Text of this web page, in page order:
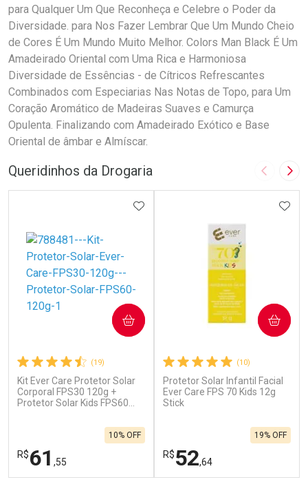
para Qualquer Um Que Reconheça e Celebre o Poder da
Diversidade. para Nos Fazer Lembrar Que Um Mundo Cheio
de Cores É Um Mundo Muito Melhor. Colors Man Black É Um
Amadeirado Oriental com Uma Rica e Harmoniosa
Diversidade de Essências - de Cítricos Refrescantes
Combinados com Especiarias Nas Notas de Topo, para Um
Coração Aromático de Madeiras Suaves e Camurça
Opulenta. Finalizando com Amadeirado Exótico e Base
Oriental de âmbar e Almíscar.
Queridinhos da Drogaria Imagem
(19)
Kit Ever Care Protetor Solar
Corporal FPS30 120g +
Protetor Solar Kids FPS60
R$61 ,55
10% OFF
ADICIONAR AOS FAVORITOS
COMPRAR
(10)
Protetor Solar Infantil Facial
Ever Care FPS 70 Kids 12g
Stick
R$52,64
19% OFF
COMPRAR